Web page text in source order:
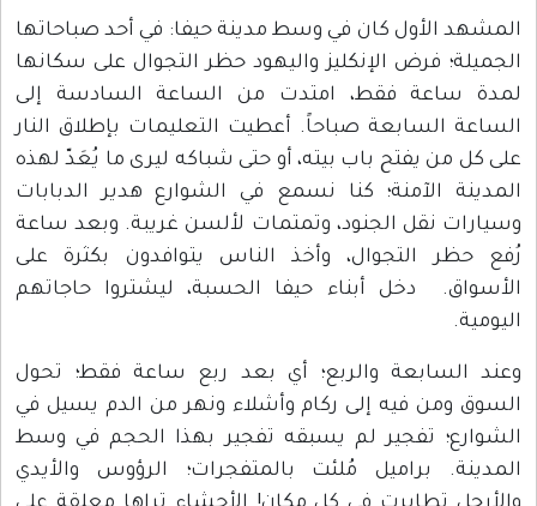
المشهد الأول كان في وسط مدينة حيفا: في أحد صباحاتها
الجميلة؛ فرض الإنكليز واليهود حظر التجوال على سكانها
لمدة ساعة فقط، امتدت من الساعة السادسة إلى
الساعة السابعة صباحاً. أعطيت التعليمات بإطلاق النار
على كل من يفتح باب بيته، أو حتى شباكه ليرى ما يُعَدّ لهذه
المدينة الآمنة؛ كنا نسمع في الشوارع هدير الدبابات
وسيارات نقل الجنود، وتمتمات لألسن غريبة. وبعد ساعة
رُفع حظر التجوال، وأخذ الناس يتوافدون بكثرة على
الأسواق. دخل أبناء حيفا الحسبة، ليشتروا حاجاتهم
اليومية.
وعند السابعة والربع؛ أي بعد ربع ساعة فقط؛ تحول
السوق ومن فيه إلى ركام وأشلاء ونهر من الدم يسيل في
الشوارع؛ تفجير لم يسبقه تفجير بهذا الحجم في وسط
المدينة. براميل مُلئت بالمتفجرات؛ الرؤوس والأيدي